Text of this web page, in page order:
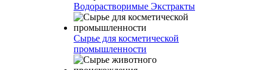
Водорастворимые Экстракты
Сырье для косметической
промышленности